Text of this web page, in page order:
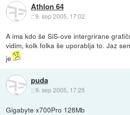
Athlon 64
::9. sep 2005, 17:02
A ima kdo še SiS-ove intergrirane
vidim, kolk folka še uporablja to. Jaz
je
puda
::9. sep 2005, 17:25
Gigabyte x700Pro 128Mb